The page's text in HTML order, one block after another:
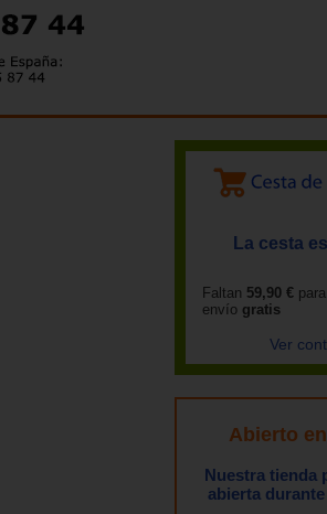
La cesta
Faltan 59,90 €
envío gratis
Ver
Abierto
Nuestra tienda
abierta